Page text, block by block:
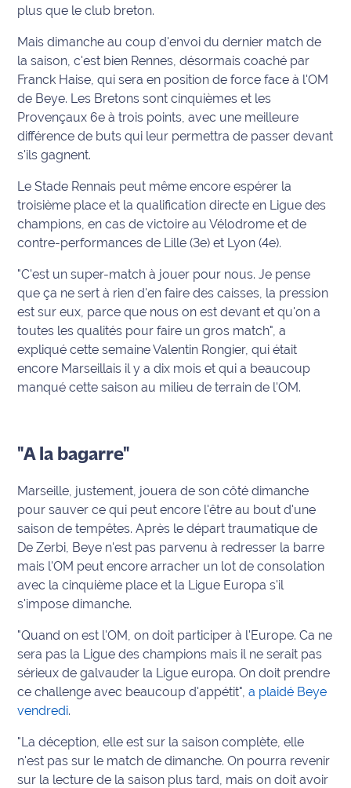
Justice
Loisirs
Météo
Politique
Santé
Social
Transport
National
International
Défense
Municipales
Partenaires
L'invité(e)
de la
rédaction
Coup de
coeur
Fil
rouge
Maritima
L'anecdote
de Jeff
C'est
mon
plus que le club breton.
Mais dimanche au coup d'envoi du dernier match de
la saison, c'est bien Rennes, désormais coaché par
Franck Haise, qui sera en position de force face à l'OM
de Beye. Les Bretons sont cinquièmes et les
Provençaux 6e à trois points, avec une meilleure
différence de buts qui leur permettra de passer devant
s'ils gagnent.
Le Stade Rennais peut même encore espérer la
troisième place et la qualification directe en Ligue des
champions, en cas de victoire au Vélodrome et de
contre-performances de Lille (3e) et Lyon (4e).
"C'est un super-match à jouer pour nous. Je pense
que ça ne sert à rien d'en faire des caisses, la pression
est sur eux, parce que nous on est devant et qu'on a
toutes les qualités pour faire un gros match", a
expliqué cette semaine Valentin Rongier, qui était
encore Marseillais il y a dix mois et qui a beaucoup
manqué cette saison au milieu de terrain de l'OM.
"A la bagarre"
Marseille, justement, jouera de son côté dimanche
pour sauver ce qui peut encore l'être au bout d'une
saison de tempêtes. Après le départ traumatique de
De Zerbi, Beye n'est pas parvenu à redresser la barre
mais l'OM peut encore arracher un lot de consolation
avec la cinquième place et la Ligue Europa s'il
s'impose dimanche.
"Quand on est l'OM, on doit participer à l'Europe. Ca ne
sera pas la Ligue des champions mais il ne serait pas
sérieux de galvauder la Ligue europa. On doit prendre
ce challenge avec beaucoup d'appétit",a plaidé Beye
vendredi.
"La déception, elle est sur la saison complète, elle
n'est pas sur le match de dimanche. On pourra revenir
sur la lecture de la saison plus tard, mais on doit avoir